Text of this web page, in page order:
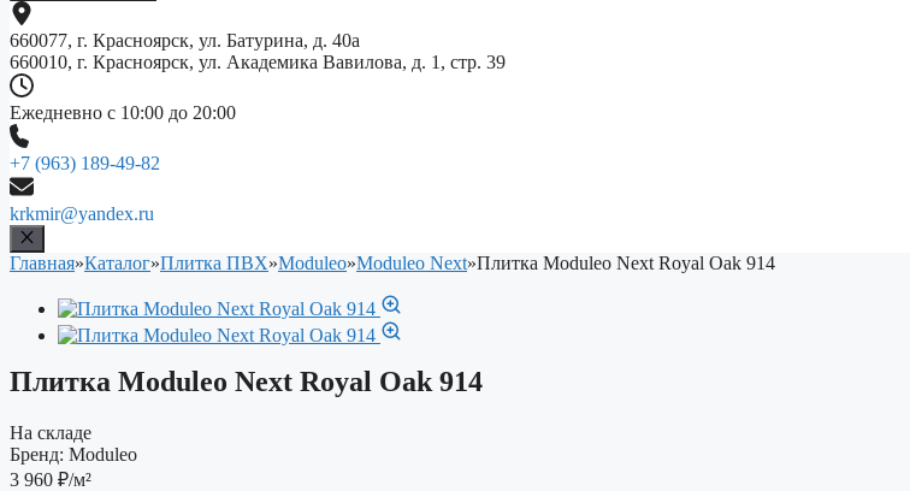
660077, г. Красноярск, ул. Батурина, д. 40а
660010, г. Красноярск, ул. Академика Вавилова, д. 1, стр. 39
Ежедневно с 10:00 до 20:00
+7 (963) 189-49-82
krkmir@yandex.ru
Главная»Каталог»Плитка ПВХ»Moduleo»Moduleo Next»Плитка Moduleo Next Royal Oak 914
Плитка Moduleo Next Royal Oak 914
На складе
Бренд: Moduleo
3 960 ₽/м²